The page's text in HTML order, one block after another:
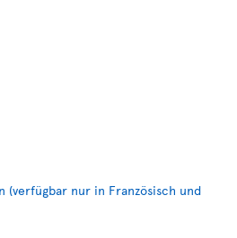
(verfügbar nur in Französisch und